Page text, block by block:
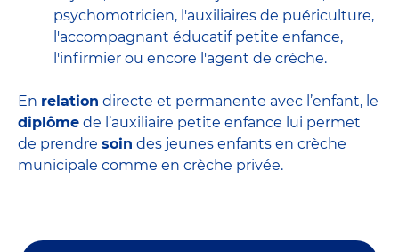
psychomotricien, l'auxiliaires de puériculture,
l'accompagnant éducatif petite enfance,
l'infirmier ou encore l'agent de crèche.
En relation directe et permanente avec l’enfant, le
diplôme de l’auxiliaire petite enfance lui permet
de prendre soin des jeunes enfants en crèche
municipale comme en crèche privée.